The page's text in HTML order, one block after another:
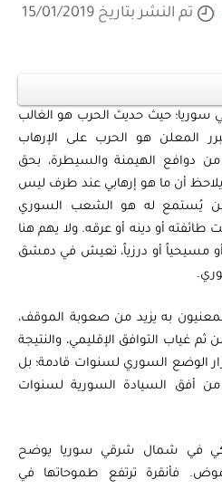
تم النشر بتاريخ 15/01/2019
سوريا؛ حيث حديث الحرب هو الغالب
المعلن هو الحرب على الإرهاب
دوافع الهيمنة والسيطرة، بحق
أن ما هو إرهابي عند طرف ليس
من يُستمع له هو الشعب السوري
طائفته أو دينه أو عرقه. ولا يهم هنا
أو مسيحياً أو درزياً، تعيش في دمشق
به يزيد من صعوبة الموقف،
غياب التوافق الإقليمي، والنتيجة
السوري لسنوات قادمة؛ بل
أفق السيادة السورية لسنوات
في شمال شرقي سوريا يوضح
فأنقرة ترتفع طموحاتها في